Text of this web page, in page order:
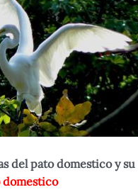
del pato domestico y